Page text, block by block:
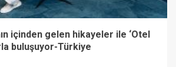
içinden gelen hikayeler ile ‘Otel
buluşuyor-Türkiye